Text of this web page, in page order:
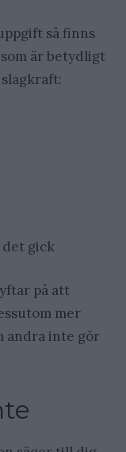
så finns
är betydligt
det gick
på att
mer
andra inte gör